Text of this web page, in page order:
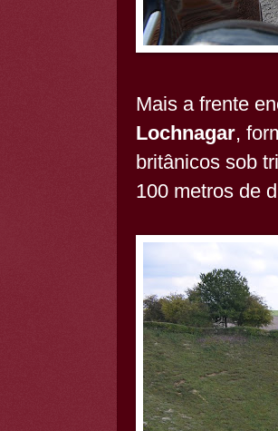
Mais a frente
Lochnagar,
britânicos sob
100 metros de